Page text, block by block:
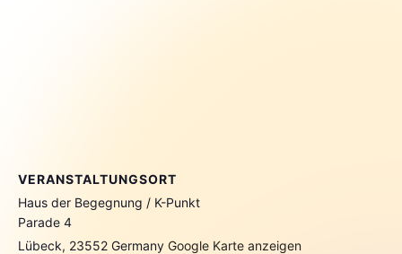
VERANSTALTUNGSORT
Haus der Begegnung / K-Punkt
Parade 4
Lübeck, 23552 Germany Google Karte anzeigen